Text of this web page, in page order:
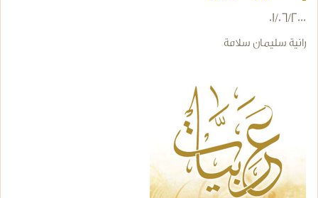
01/06/2000
رانية سليمان سلامة